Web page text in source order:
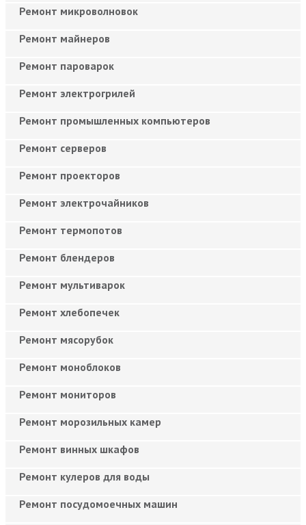
Ремонт микроволновок
Ремонт майнеров
Ремонт пароварок
Ремонт электрогрилей
Ремонт промышленных компьютеров
Ремонт серверов
Ремонт проекторов
Ремонт электрочайников
Ремонт термопотов
Ремонт блендеров
Ремонт мультиварок
Ремонт хлебопечек
Ремонт мясорубок
Ремонт моноблоков
Ремонт мониторов
Ремонт морозильных камер
Ремонт винных шкафов
Ремонт кулеров для воды
Ремонт посудомоечных машин